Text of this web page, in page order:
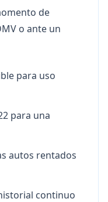
de
o ante un
para uso
para una
autos rentados
continuo